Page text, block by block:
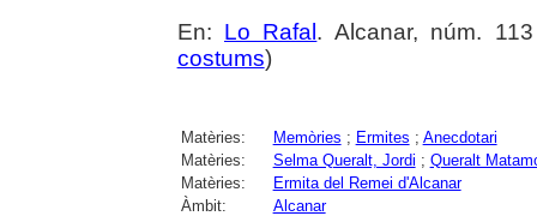
En: Lo Rafal . Alcanar, núm.
costums)
Matèries: Memòries ; Ermites ; Anecdotari
Matèries:
Selma Queralt, Jordi ; Queralt
Matèries:
Ermita del Remei d'Alcanar
Àmbit:
Alcanar